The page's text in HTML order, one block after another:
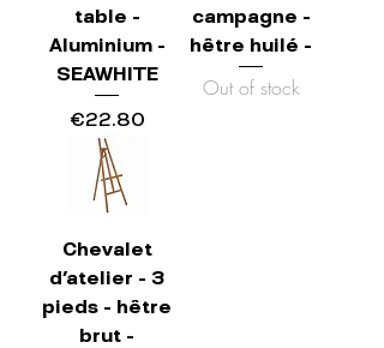
table -
Aluminium -
SEAWHITE
Price
€22.80
campagne -
hêtre huilé -
Out of stock
Chevalet
d'atelier - 3
pieds - hêtre
brut -